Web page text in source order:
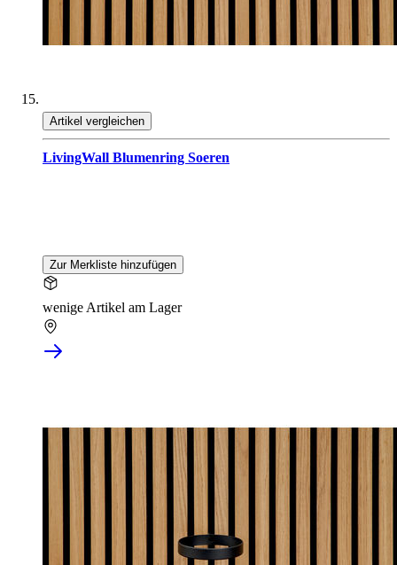
Artikel vergleichen
LivingWall Blumenring Soeren
Zur Merkliste hinzufügen
wenige Artikel am Lager